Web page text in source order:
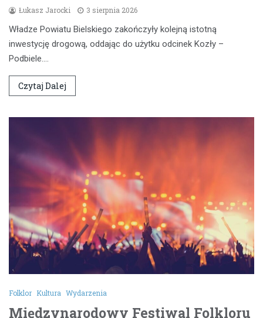
Łukasz Jarocki 3 sierpnia 2026
Władze Powiatu Bielskiego zakończyły kolejną istotną
inwestycję drogową, oddając do użytku odcinek Kozły –
Podbiele.…
Czytaj Dalej
Folklor Kultura Wydarzenia
Międzynarodowy Festiwal Folkloru